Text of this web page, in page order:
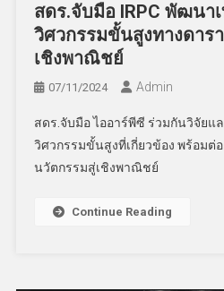
สดร.จับมือ IRPC พัฒนา
วิศวกรรมขั้นสูงทางดาร
เชิงพาณิชย์
07/11/2024 Admin
สดร.จับมือ ไออาร์พีซี ร่วมกันวิจัย
วิศวกรรมขั้นสูงที่เกี่ยวข้อง พร้อมต่
นวัตกรรมสู่เชิงพาณิชย์
Continue Reading